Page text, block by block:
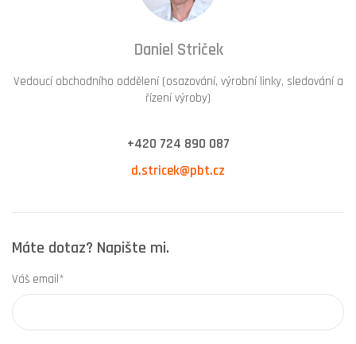
Daniel Striček
Vedoucí obchodního oddělení (osazování, výrobní linky, sledování a
řízení výroby)
+420 724 890 087
d.stricek@pbt.cz
Máte dotaz? Napište mi.
Váš email*